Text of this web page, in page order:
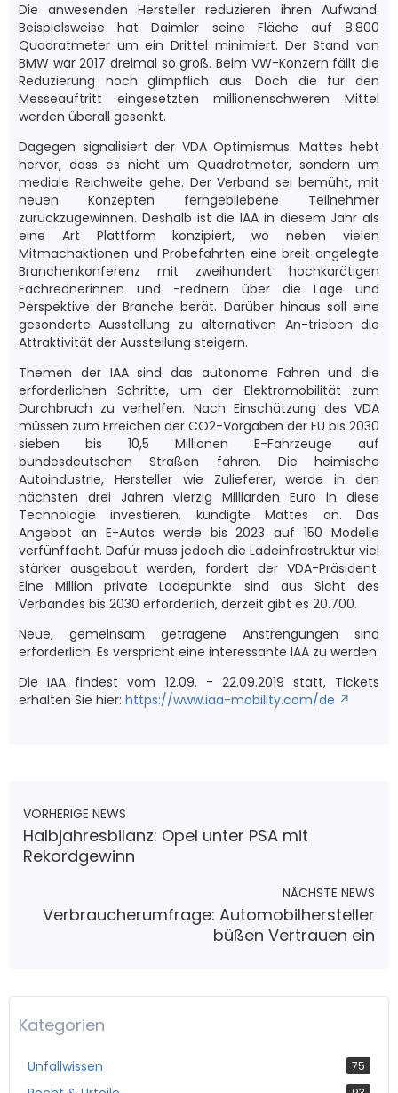
Die anwesenden Hersteller reduzieren ihren Aufwand.
Beispielsweise hat Daimler seine Fläche auf 8.800
Quadratmeter um ein Drittel minimiert. Der Stand von
BMW war 2017 dreimal so groß. Beim VW-Konzern fällt die
Reduzierung noch glimpflich aus. Doch die für den
Messeauftritt eingesetzten millionenschweren Mittel
werden überall gesenkt.
Dagegen signalisiert der VDA Optimismus. Mattes hebt
hervor, dass es nicht um Quadratmeter, sondern um
mediale Reichweite gehe. Der Verband sei bemüht, mit
neuen Konzepten ferngebliebene Teilnehmer
zurückzugewinnen. Deshalb ist die IAA in diesem Jahr als
eine Art Plattform konzipiert, wo neben vielen
Mitmachaktionen und Probefahrten eine breit angelegte
Branchenkonferenz mit zweihundert hochkarätigen
Fachrednerinnen und -rednern über die Lage und
Perspektive der Branche berät. Darüber hinaus soll eine
gesonderte Ausstellung zu alternativen An-trieben die
Attraktivität der Ausstellung steigern.
Themen der IAA sind das autonome Fahren und die
erforderlichen Schritte, um der Elektromobilität zum
Durchbruch zu verhelfen. Nach Einschätzung des VDA
müssen zum Erreichen der CO2-Vorgaben der EU bis 2030
sieben bis 10,5 Millionen E-Fahrzeuge auf
bundesdeutschen Straßen fahren. Die heimische
Autoindustrie, Hersteller wie Zulieferer, werde in den
nächsten drei Jahren vierzig Milliarden Euro in diese
Technologie investieren, kündigte Mattes an. Das
Angebot an E-Autos werde bis 2023 auf 150 Modelle
verfünffacht. Dafür muss jedoch die Ladeinfrastruktur viel
stärker ausgebaut werden, fordert der VDA-Präsident.
Eine Million private Ladepunkte sind aus Sicht des
Verbandes bis 2030 erforderlich, derzeit gibt es 20.700.
Neue, gemeinsam getragene Anstrengungen sind
erforderlich. Es verspricht eine interessante IAA zu werden.
Die IAA findest vom 12.09. - 22.09.2019 statt, Tickets
erhalten Sie hier: https://www.iaa-mobility.com/de
VORHERIGE NEWS
Halbjahresbilanz: Opel unter PSA mit
Rekordgewinn
NÄCHSTE NEWS
Verbraucherumfrage: Automobilhersteller
büßen Vertrauen ein
Kategorien
Unfallwissen 75